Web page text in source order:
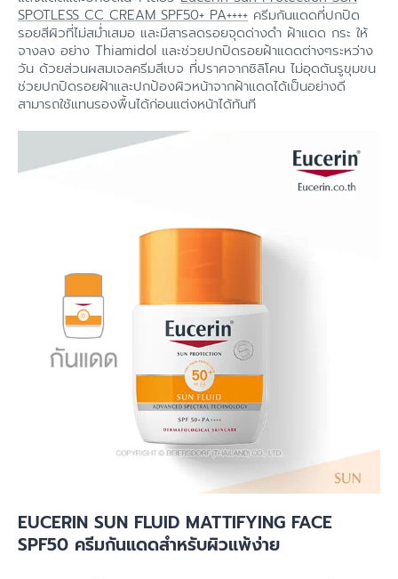
SPOTLESS CC CREAM SPF50+ PA++++ ครีมกันแดดที่ปกปิด
รอยสีผิวที่ไม่สม่ำเสมอ และมีสารลดรอยจุดด่างดำ ฝ้าแดด กระ ให้
จางลง อย่าง Thiamidol และช่วยปกปิดรอยฝ้าแดดต่างๆระหว่าง
วัน ด้วยส่วนผสมเจลครีมสีเบจ ที่ปราศจากซิลิโคน ไม่อุดตันรูขุมขน
ช่วยปกปิดรอยฝ้าและปกป้องผิวหน้าจากฝ้าแดดได้เป็นอย่างดี
สามารถใช้แทนรองพื้นได้ก่อนแต่งหน้าได้ทันที
EUCERIN SUN FLUID MATTIFYING FACE
SPF50 ครีมกันแดดสำหรับผิวแพ้ง่าย